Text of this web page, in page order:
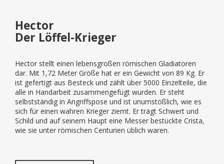
Hector
Der Löffel-Krieger
Hector stellt einen lebensgroßen römischen Gladiatoren
dar. Mit 1,72 Meter Größe hat er ein Gewicht von 89 Kg. Er
ist gefertigt aus Besteck und zählt über 5000 Einzelteile, die
alle in Handarbeit zusammengefügt wurden. Er steht
selbstständig in Angriffspose und ist unumstößlich, wie es
sich für einen wahren Krieger ziemt. Er trägt Schwert und
Schild und auf seinem Haupt eine Messer bestückte Crista,
wie sie unter römischen Centurien üblich waren.